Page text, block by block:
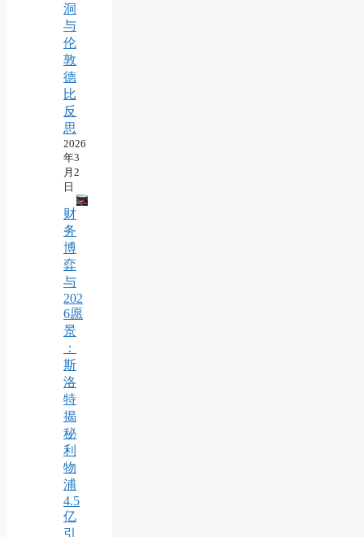
洞
与
伦
敦
德
比
反
思
2026
年3
月2
日
财
务
博
弈
与
202
6愿
景
：
斯
洛
特
揭
秘
利
物
浦
4.5
亿
引